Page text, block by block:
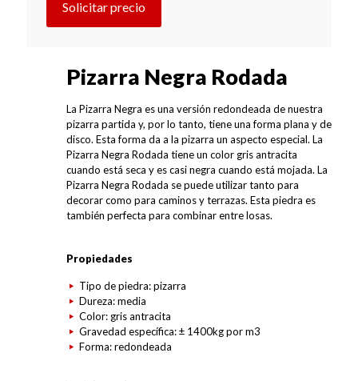
Solicitar precio
Pizarra Negra Rodada
La Pizarra Negra es una versión redondeada de nuestra
pizarra partida y, por lo tanto, tiene una forma plana y de
disco. Esta forma da a la pizarra un aspecto especial. La
Pizarra Negra Rodada tiene un color gris antracita
cuando está seca y es casi negra cuando está mojada. La
Pizarra Negra Rodada se puede utilizar tanto para
decorar como para caminos y terrazas. Esta piedra es
también perfecta para combinar entre losas.
Propiedades
Tipo de piedra: pizarra
Dureza: media
Color: gris antracita
Gravedad específica: ± 1400kg por m3
Forma: redondeada